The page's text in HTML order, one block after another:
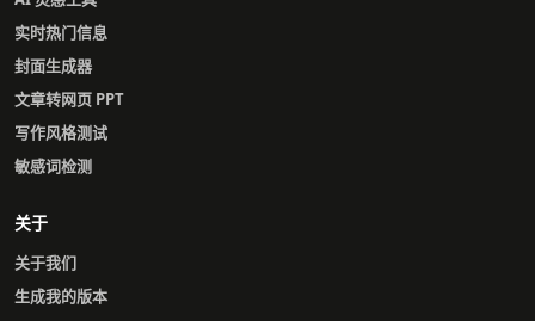
实时热门信息
封面生成器
文章转网页 PPT
写作风格测试
敏感词检测
关于
关于我们
生成我的版本